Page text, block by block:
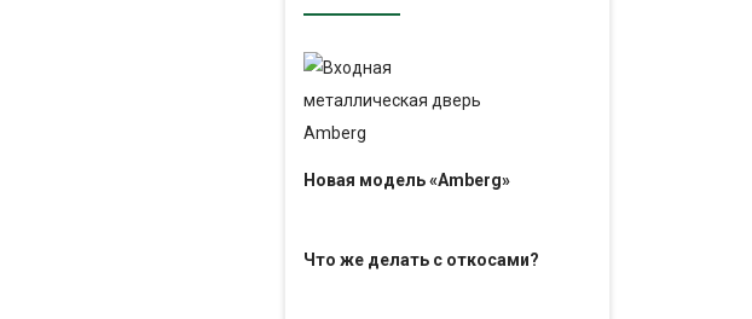
Новая модель «Amberg»
Что же делать с откосами?